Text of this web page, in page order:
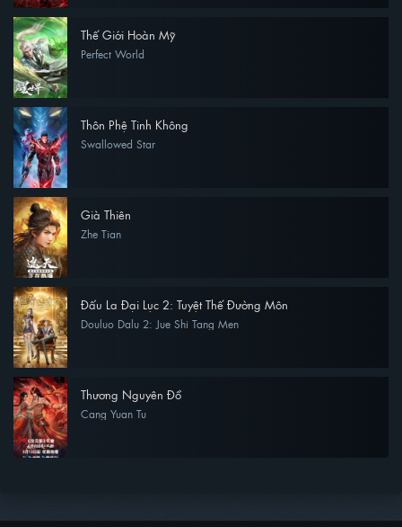
Thế Giới Hoàn Mỹ
Perfect World
Thôn Phệ Tinh Không
Swallowed Star
Già Thiên
Zhe Tian
Đấu La Đại Lục 2: Tuyệt Thế Đường Môn
Douluo Dalu 2: Jue Shi Tang Men
Thương Nguyên Đồ
Cang Yuan Tu